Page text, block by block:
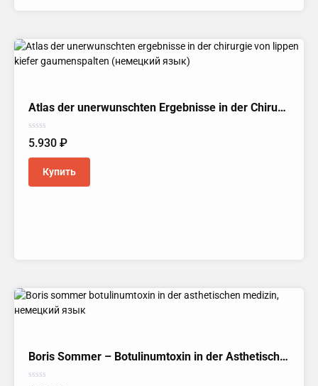
Atlas der unerwunschten Ergebnisse in der Chirurgie von Lippen-Kiefer-Gaumenspalten (Немецкий язык)
Оценка
0
5
5.930 ₽
Купить
Boris Sommer – Botulinumtoxin in der Asthetischen Medizin, Немецкий язык